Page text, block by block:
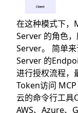
在这种模式下，
Server 的角色
Server。 简单
Server 的
进行授权流程，
Token访问 MCP
云的命令行工具
AWS、Azure、